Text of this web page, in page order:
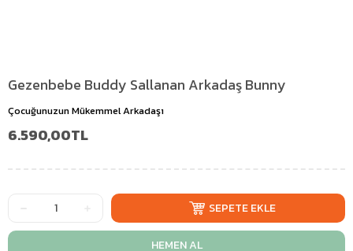
Gezenbebe Buddy Sallanan Arkadaş Bunny
Çocuğunuzun Mükemmel Arkadaşı
6.590,00TL